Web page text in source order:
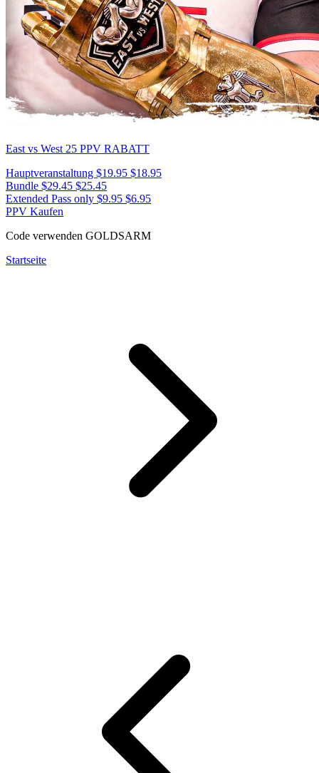
East vs West 25 PPV RABATT
Hauptveranstaltung $19.95 $18.95
Bundle $29.45 $25.45
Extended Pass only $9.95 $6.95
PPV Kaufen
Code verwenden GOLDSARM
Startseite